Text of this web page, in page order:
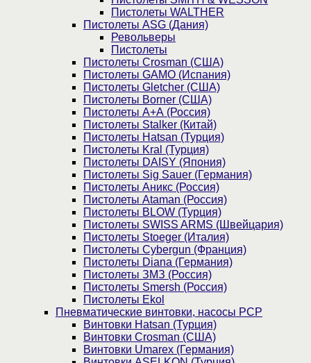
Пистолеты WALTHER
Пистолеты ASG (Дания)
Револьверы
Пистолеты
Пистолеты Crosman (США)
Пистолеты GAMO (Испания)
Пистолеты Gletcher (США)
Пистолеты Borner (США)
Пистолеты А+А (Россия)
Пистолеты Stalker (Китай)
Пистолеты Hatsan (Турция)
Пистолеты Kral (Турция)
Пистолеты DAISY (Япония)
Пистолеты Sig Sauer (Германия)
Пистолеты Аникс (Россия)
Пистолеты Ataman (Россия)
Пистолеты BLOW (Турция)
Пистолеты SWISS ARMS (Швейцария)
Пистолеты Stoeger (Италия)
Пистолеты Cybergun (Франция)
Пистолеты Diana (Германия)
Пистолеты ЗМЗ (Россия)
Пистолеты Smersh (Россия)
Пистолеты Ekol
Пневматические винтовки, насосы PCP
Винтовки Hatsan (Турция)
Винтовки Crosman (США)
Винтовки Umarex (Германия)